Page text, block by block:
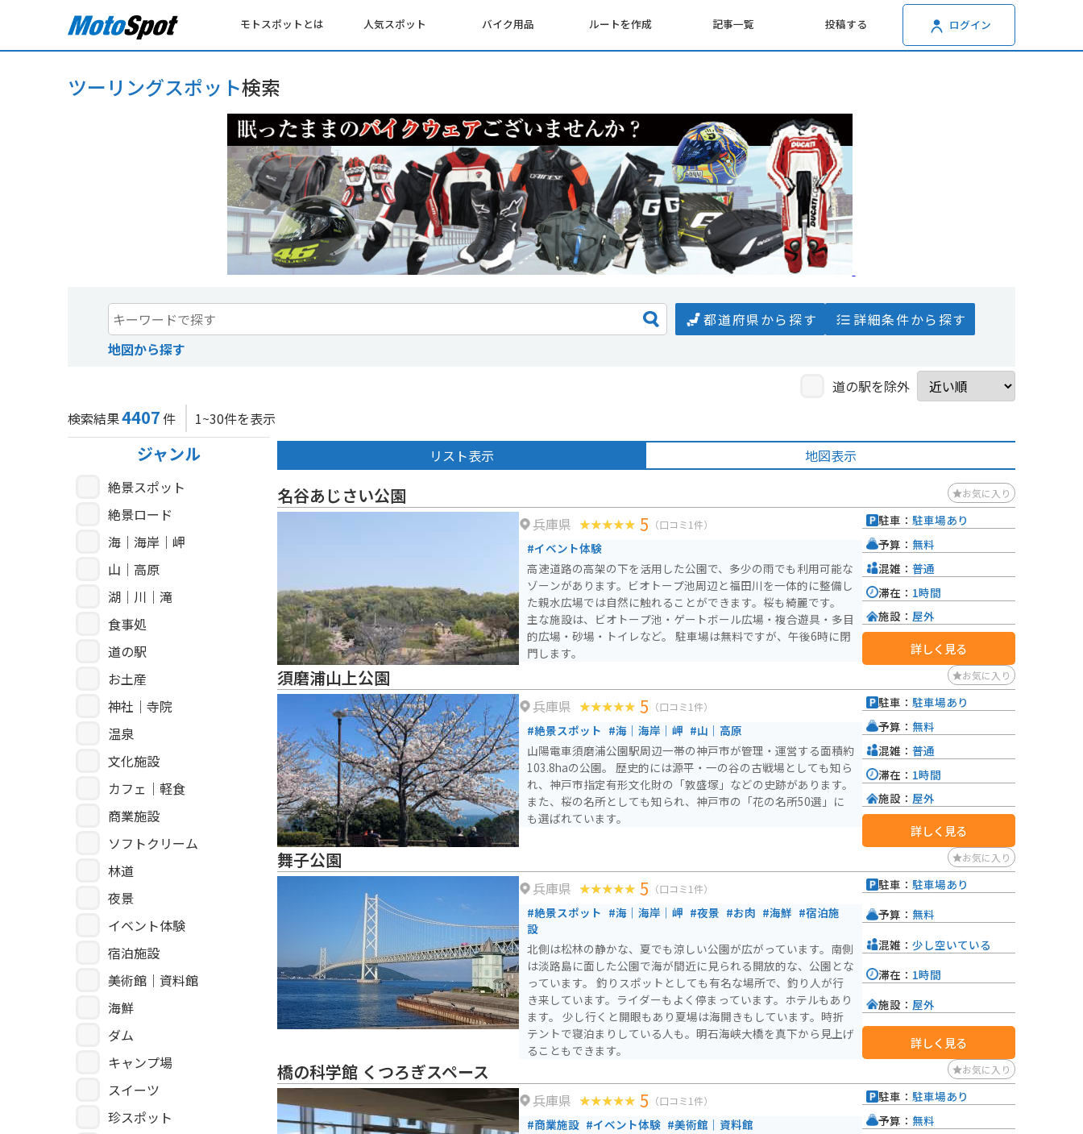
モトスポットとは 人気スポット バイク用品 ルートを作成 記事一覧 投稿する ログイン
ツーリングスポット検索
都道府県から探す
詳細条件から探す
地図から探す
道の駅を除外
検索結果4407件 1~30件を表示
ジャンル
絶景スポット
絶景ロード
海｜海岸｜岬
山｜高原
湖｜川｜滝
食事処
道の駅
お土産
神社｜寺院
温泉
文化施設
カフェ｜軽食
商業施設
ソフトクリーム
林道
夜景
イベント体験
宿泊施設
美術館｜資料館
海鮮
ダム
キャンプ場
スイーツ
珍スポット
リスト表示 地図表示
名谷あじさい公園 お気に入り
兵庫県 5 （口コミ1件）
#イベント体験
高速道路の高架の下を活用した公園で、多少の雨でも利用可能な
ゾーンがあります。ビオトープ池周辺と福田川を一体的に整備し
た親水広場では自然に触れることができます。桜も綺麗です。
主な施設は、ビオトープ池・ゲートボール広場・複合遊具・多目
的広場・砂場・トイレなど。 駐車場は無料ですが、午後6時に閉
門します。
駐車： 駐車場あり
予算： 無料
混雑： 普通
滞在： 1時間
施設： 屋外
詳しく見る
須磨浦山上公園 お気に入り
兵庫県 5 （口コミ1件）
#絶景スポット #海｜海岸｜岬 #山｜高原
山陽電車須磨浦公園駅周辺一帯の神戸市が管理・運営する面積約
103.8haの公園。 歴史的には源平・一の谷の古戦場としても知ら
れ、神戸市指定有形文化財の「敦盛塚」などの史跡があります。
また、桜の名所としても知られ、神戸市の「花の名所50選」に
も選ばれています。
駐車： 駐車場あり
予算： 無料
混雑： 普通
滞在： 1時間
施設： 屋外
詳しく見る
舞子公園 お気に入り
兵庫県 5 （口コミ1件）
#絶景スポット #海｜海岸｜岬 #夜景 #お肉 #海鮮 #宿泊施
設
北側は松林の静かな、夏でも涼しい公園が広がっています。南側
は淡路島に面した公園で海が間近に見られる開放的な、公園とな
っています。 釣りスポットとしても有名な場所で、釣り人が行
き来しています。ライダーもよく停まっています。ホテルもあり
ます。 少し行くと開眼もあり夏場は海開きもしています。時折
テントで寝泊まりしている人も。明石海峡大橋を真下から見上げ
ることもできます。
駐車： 駐車場あり
予算： 無料
混雑： 少し空いている
滞在： 1時間
施設： 屋外
詳しく見る
橋の科学館 くつろぎスペース お気に入り
兵庫県 5 （口コミ1件）
#商業施設 #イベント体験 #美術館｜資料館
駐車： 駐車場あり
予算： 無料